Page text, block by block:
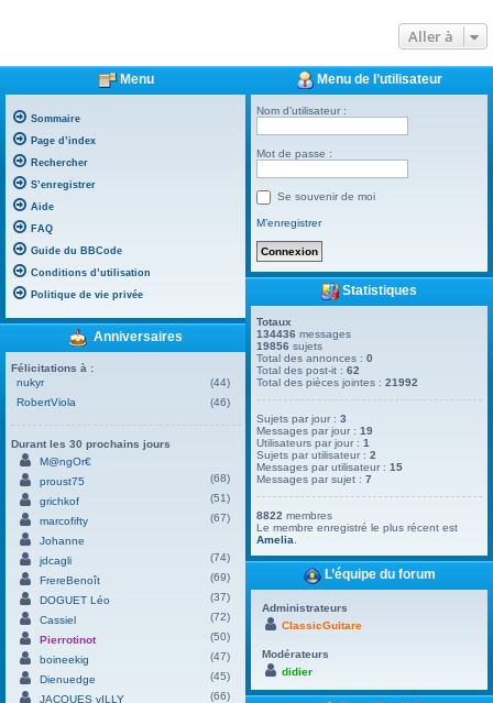
Aller à
Menu
Sommaire
Page d’index
Rechercher
S’enregistrer
Aide
FAQ
Guide du BBCode
Conditions d’utilisation
Politique de vie privée
Anniversaires
Félicitations à :
nukyr
(44)
RobertViola
(46)
Durant les 30 prochains jours
M@ngOr€
proust75
(68)
grichkof
(51)
marcofifty
(67)
Johanne
jdcagli
(74)
FrereBenoît
(69)
DOGUET Léo
(37)
Cassiel
(72)
Pierrotinot
(50)
boineekig
(47)
Dienuedge
(45)
JACQUES vILLY
(66)
Menu de l’utilisateur
Nom d’utilisateur :
Mot de passe :
Se souvenir de moi
M’enregistrer
Statistiques
Totaux
134436 messages
19856 sujets
Total des annonces :0
Total des post-it :62
Total des pièces jointes :21992
Sujets par jour :3
Messages par jour :19
Utilisateurs par jour :1
Sujets par utilisateur :2
Messages par utilisateur :15
Messages par sujet :7
8822 membres
Le membre enregistré le plus récent est
Amelia
L’équipe du forum
Administrateurs
ClassicGuitare
Modérateurs
didier